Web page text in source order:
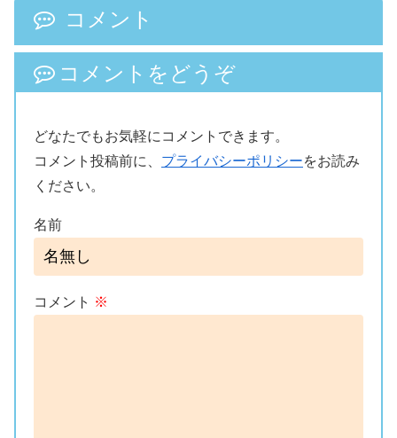
コメント
コメントをどうぞ
どなたでもお気軽にコメントできます。
コメント投稿前に、 プライバシーポリシーをお読み
ください。
名前
コメント ※